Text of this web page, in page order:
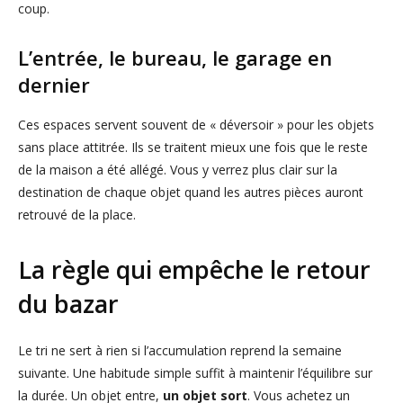
coup.
L’entrée, le bureau, le garage en
dernier
Ces espaces servent souvent de « déversoir » pour les objets
sans place attitrée. Ils se traitent mieux une fois que le reste
de la maison a été allégé. Vous y verrez plus clair sur la
destination de chaque objet quand les autres pièces auront
retrouvé de la place.
La règle qui empêche le retour
du bazar
Le tri ne sert à rien si l’accumulation reprend la semaine
suivante. Une habitude simple suffit à maintenir l’équilibre sur
la durée. Un objet entre, un objet sort. Vous achetez un